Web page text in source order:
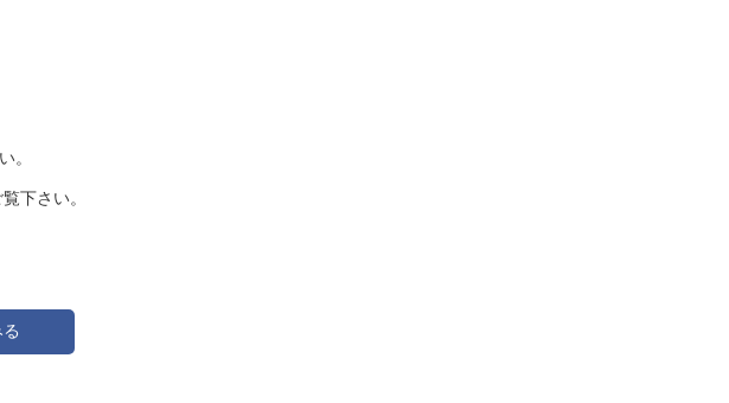
。
下さい。